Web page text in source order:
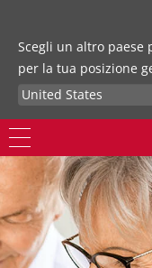
Scegli un altro paese
per la tua posizione